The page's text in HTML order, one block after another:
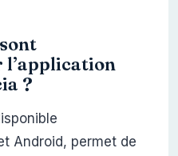
l’application
?
Android, permet de